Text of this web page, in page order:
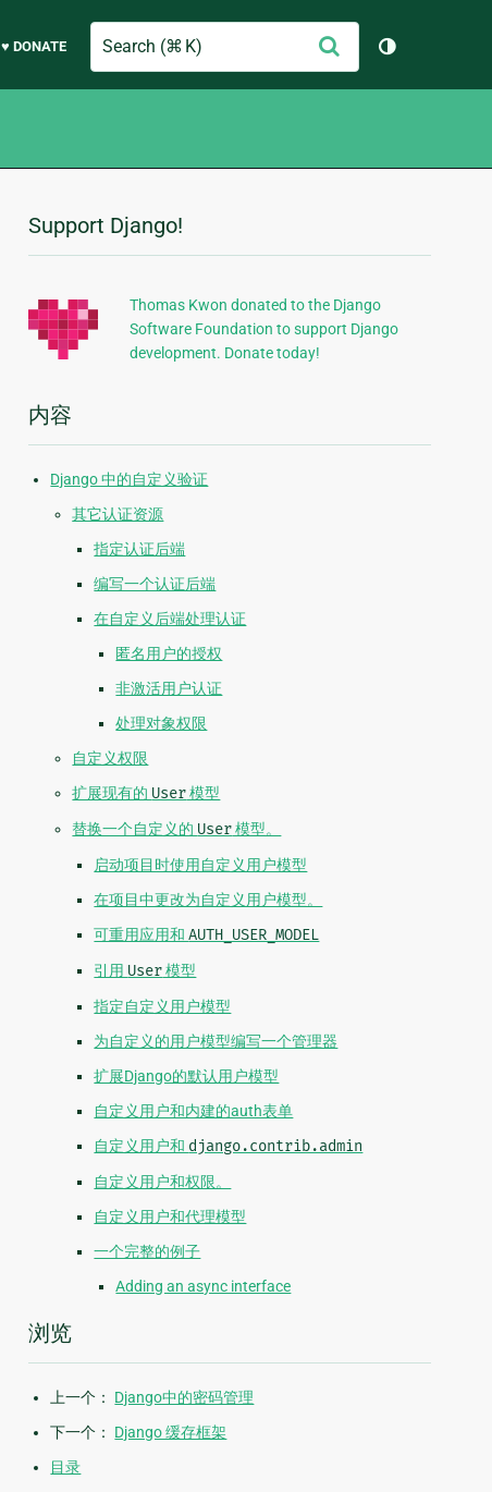
♥ DONATE
Search
交
切换主题（
附
加
信
息
Support Django!
Thomas Kwon donated to the Django
Software Foundation to support Django
development. Donate today!
内容
Django 中的自定义验证
其它认证资源
指定认证后端
编写一个认证后端
在自定义后端处理认证
匿名用户的授权
非激活用户认证
处理对象权限
自定义权限
扩展现有的 User模型
替换一个自定义的 User模型。
启动项目时使用自定义用户模型
在项目中更改为自定义用户模型。
可重用应用和AUTH_USER_MODEL
引用 User模型
指定自定义用户模型
为自定义的用户模型编写一个管理器
扩展Django的默认用户模型
自定义用户和内建的auth表单
自定义用户和 django.contrib.admin
自定义用户和权限。
自定义用户和代理模型
一个完整的例子
Adding an async interface
浏览
上一个： Django中的密码管理
下一个： Django 缓存框架
目录